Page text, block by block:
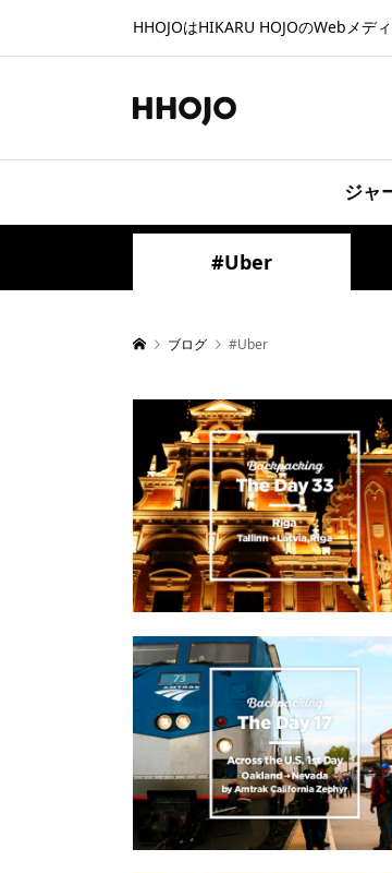
HHOJOはHIKARU HOJOのWebメデ
ジャ
#Uber
ブログ #Uber